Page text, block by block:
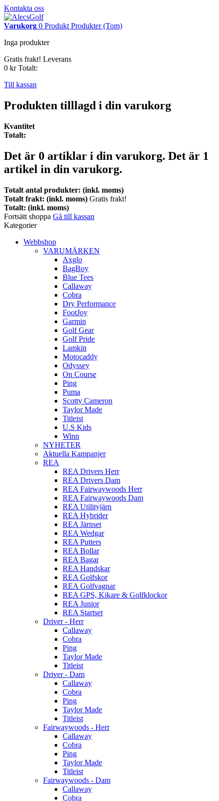
Kontakta oss
Varukorg 0 Produkt Produkter (Tom)
Inga produkter
Gratis frakt! Leverans
0 kr Totalt:
Till kassan
Produkten tilllagd i din varukorg
Kvantitet
Totalt:
Det är 0 artiklar i din varukorg. Det är 1
artikel in din varukorg.
Totalt antal produkter: (inkl. moms)
Totalt frakt: (inkl. moms) Gratis frakt!
Totalt: (inkl. moms)
Fortsätt shoppa Gå till kassan
Kategorier
Webbshop
VARUMÄRKEN
Axglo
BagBoy
Blue Tees
Callaway
Cobra
Dry Performance
FootJoy
Garmin
Golf Gear
Golf Pride
Lamkin
Motocaddy
Odyssey
On Course
Ping
Puma
Scotty Cameron
Taylor Made
Titleist
U.S Kids
Winn
NYHETER
Aktuella Kampanjer
REA
REA Drivers Herr
REA Drivers Dam
REA Fairwaywoods Herr
REA Fairwaywoods Dam
REA Utilityjärn
REA Hybrider
REA Järnset
REA Wedgar
REA Putters
REA Bollar
REA Bagar
REA Handskar
REA Golfskor
REA Golfvagnar
REA GPS, Kikare & Golfklockor
REA Junior
REA Startset
Driver - Herr
Callaway
Cobra
Ping
Taylor Made
Titleist
Driver - Dam
Callaway
Cobra
Ping
Taylor Made
Titleist
Fairwaywoods - Herr
Callaway
Cobra
Ping
Taylor Made
Titleist
Fairwaywoods - Dam
Callaway
Cobra